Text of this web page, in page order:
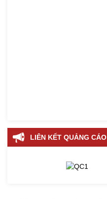
LIÊN KẾT QUẢNG CÁO